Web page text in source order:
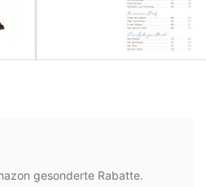
gesonderte Rabatte.